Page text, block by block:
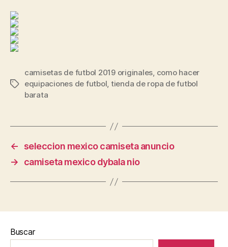
Etiquetas
camisetas de futbol 2019 originales, como hacer
equipaciones de futbol, tienda de ropa de futbol
barata
←
seleccion mexico camiseta anuncio
→
camiseta mexico dybala nio
Buscar